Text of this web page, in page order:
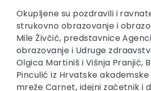
Okupljene su pozdravili i
strukovno obrazovanje i
Mile Živčić, predstavnice
obrazovanje i Udruge
Olgica Martiniš i Višnja Pranjić,
Pinculić iz Hrvatske
mreže Carnet, idejni začetnik i